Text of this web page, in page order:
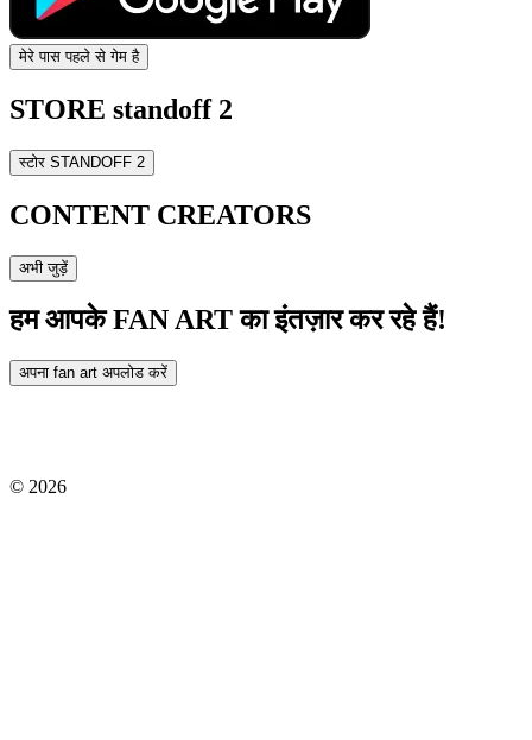
मेरे पास पहले से गेम है
STORE standoff 2
स्टोर STANDOFF 2
CONTENT CREATORS
अभी जुड़ें
हम आपके FAN ART का इंतज़ार कर रहे हैं!
अपना fan art अपलोड करें
© 2026